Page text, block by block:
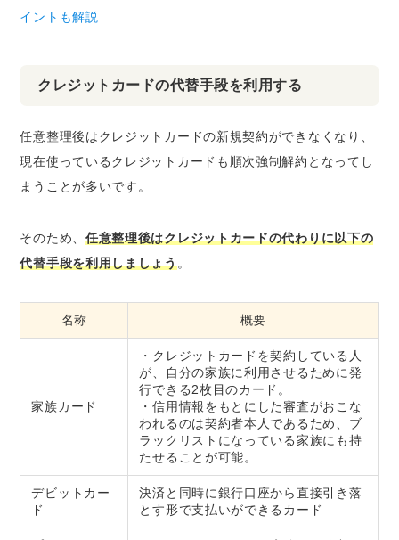
イントも解説
クレジットカードの代替手段を利用する
任意整理後はクレジットカードの新規契約ができなくなり、
現在使っているクレジットカードも順次強制解約となってし
まうことが多いです。
そのため、 任意整理後はクレジットカードの代わりに以下の
代替手段を利用しましょう。
名称 概要
家族カード
・クレジットカードを契約している人
が、自分の家族に利用させるために発
行できる2枚目のカード。
・信用情報をもとにした審査がおこな
われるのは契約者本人であるため、ブ
ラックリストになっている家族にも持
たせることが可能。
デビットカー
ド
決済と同時に銀行口座から直接引き落
とす形で支払いができるカード